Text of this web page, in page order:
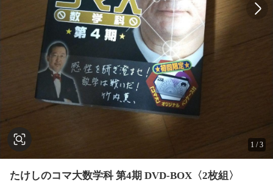
1 /3
たけしのコマ大数学科 第4期 DVD-BOX〈2枚組〉